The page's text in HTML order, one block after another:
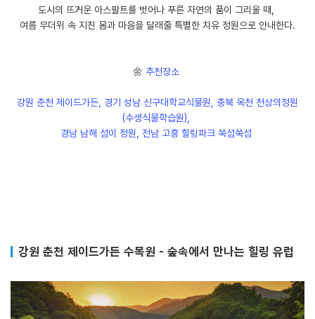
도시의 뜨거운 아스팔트를 벗어나 푸른 자연의 품이 그리울 때,
여름 무더위 속 지친 몸과 마음을 달래줄 특별한 치유 정원으로 안내한다.
🌼 추천장소
강원 춘천 제이드가든, 경기 성남 신구대학교식물원, 충북 옥천 천상의정원
(수생식물학습원),
경남 남해 섬이 정원, 전남 고흥 힐링파크 쑥섬쑥섬
강원 춘천 제이드가든 수목원 - 숲속에서 만나는 힐링 유럽